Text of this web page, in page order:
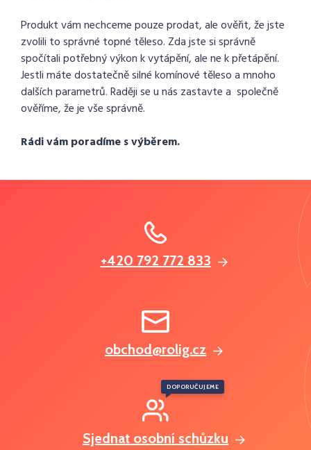
Produkt vám nechceme pouze prodat, ale ověřit, že jste
zvolili to správné topné těleso. Zda jste si správně
spočítali potřebný výkon k vytápění, ale ne k přetápění.
Jestli máte dostatečně silné komínové těleso a mnoho
dalších parametrů. Raději se u nás zastavte a společně
ověříme, že je vše správně.
Rádi vám poradíme s výběrem.
+420 792 772 833
obchod@rolig.cz
Sjednat osobní schůzku
DOPORUČUJEME